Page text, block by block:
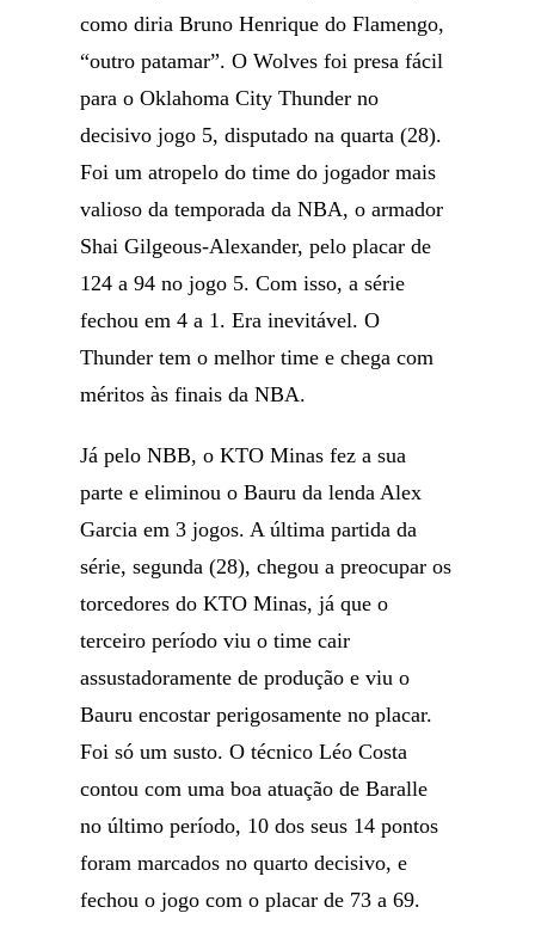
como diria Bruno Henrique do Flamengo,
“outro patamar”. O Wolves foi presa fácil
para o Oklahoma City Thunder no
decisivo jogo 5, disputado na quarta (28).
Foi um atropelo do time do jogador mais
valioso da temporada da NBA, o armador
Shai Gilgeous-Alexander, pelo placar de
124 a 94 no jogo 5. Com isso, a série
fechou em 4 a 1. Era inevitável. O
Thunder tem o melhor time e chega com
méritos às finais da NBA.
Já pelo NBB, o KTO Minas fez a sua
parte e eliminou o Bauru da lenda Alex
Garcia em 3 jogos. A última partida da
série, segunda (28), chegou a preocupar os
torcedores do KTO Minas, já que o
terceiro período viu o time cair
assustadoramente de produção e viu o
Bauru encostar perigosamente no placar.
Foi só um susto. O técnico Léo Costa
contou com uma boa atuação de Baralle
no último período, 10 dos seus 14 pontos
foram marcados no quarto decisivo, e
fechou o jogo com o placar de 73 a 69.